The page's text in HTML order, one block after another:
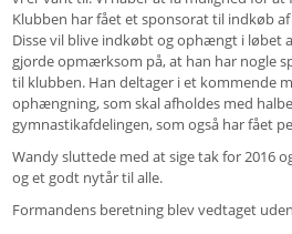
Klubben har fået et sponsorat til indkøb
Disse vil blive indkøbt og ophængt i løbet
gjorde opmærksom på, at han har nogle
til klubben. Han deltager i et kommende
ophængning, som skal afholdes med
gymnastikafdelingen, som også har fået
Wandy sluttede med at sige tak for 2016
og et godt nytår til alle.
Formandens beretning blev vedtaget